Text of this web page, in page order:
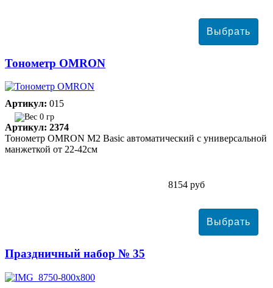
Тонометр ОMRON
Артикул: 015
0 гр
Артикул: 2374
Тонометр ОMRON M2 Basic автоматический с универсальной
манжеткой от 22-42см
8154 руб
Праздничный набор № 35